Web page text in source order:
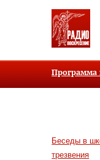
Программа
Беседы в
трезвения